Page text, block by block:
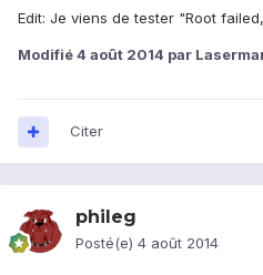
Edit: Je viens de tester "Root
Modifié4 août 2014 par
Citer
phileg
Posté(e) 4 août 2014